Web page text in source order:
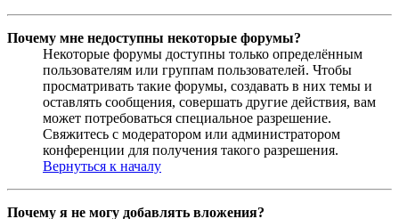
Почему мне недоступны некоторые форумы?
Некоторые форумы доступны только определённым
пользователям или группам пользователей. Чтобы
просматривать такие форумы, создавать в них темы и
оставлять сообщения, совершать другие действия, вам
может потребоваться специальное разрешение.
Свяжитесь с модератором или администратором
конференции для получения такого разрешения.
Вернуться к началу
Почему я не могу добавлять вложения?